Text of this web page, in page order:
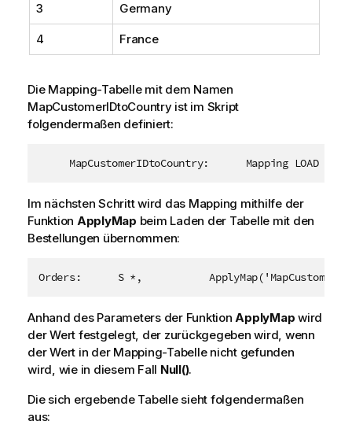
3 Germany
4 France
Die Mapping-Tabelle mit dem Namen
MapCustomerIDtoCountryist im Skript
folgendermaßen definiert:
MapCustomerIDtoCountry:      Mapping LOAD
Im nächsten Schritt wird das Mapping mithilfe der
Funktion ApplyMap beim Laden der Tabelle mit den
Bestellungen übernommen:
Orders:      S *,
Anhand des Parameters der FunktionApplyMap wird
der Wert festgelegt, der zurückgegeben wird, wenn
der Wert in der Mapping-Tabelle nicht gefunden
wird, wie in diesem Fall Null().
Die sich ergebende Tabelle sieht folgendermaßen
aus: